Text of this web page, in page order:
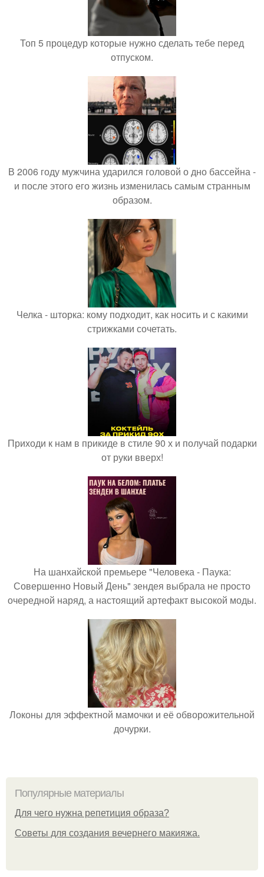
Топ 5 процедур которые нужно сделать тебе перед
отпуском.
В 2006 году мужчина ударился головой о дно бассейна -
и после этого его жизнь изменилась самым странным
образом.
Челка - шторка: кому подходит, как носить и с какими
стрижками сочетать.
Приходи к нам в прикиде в стиле 90 х и получай подарки
от руки вверх!
На шанхайской премьере "Человека - Паука:
Совершенно Новый День" зендея выбрала не просто
очередной наряд, а настоящий артефакт высокой моды.
Локоны для эффектной мамочки и её обворожительной
дочурки.
Популярные материалы
Для чего нужна репетиция образа?
Советы для создания вечернего макияжа.